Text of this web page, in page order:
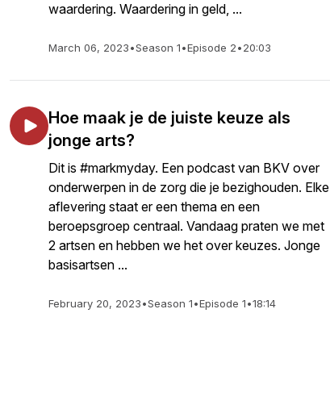
waardering. Waardering in geld, ...
March 06, 2023•Season 1•Episode 2•20:03
Hoe maak je de juiste keuze als
jonge arts?
Dit is #markmyday. Een podcast van BKV over
onderwerpen in de zorg die je bezighouden. Elke
aflevering staat er een thema en een
beroepsgroep centraal. Vandaag praten we met
2 artsen en hebben we het over keuzes. Jonge
basisartsen ...
February 20, 2023•Season 1•Episode 1•18:14